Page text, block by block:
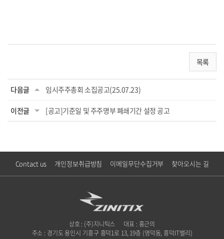
목록
다음글 임시주주총회 소집공고(25.07.23)
이전글 [공고]기준일 및 주주명부 폐쇄기간 설정 공고
Contact us 개인정보취급방침 이메일무단수집거부 찾아오시는 길
상호 : (주)지니틱스
대표 : 홍근의
주소 : 경기도 용인시 기흥구 흥덕1로 13, 19층 (영덕동, 흥덕IT밸리)